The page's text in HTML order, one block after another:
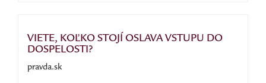
VIETE, KOĽKO STOJÍ OSLAVA VSTUPU DO
DOSPELOSTI?
pravda.sk